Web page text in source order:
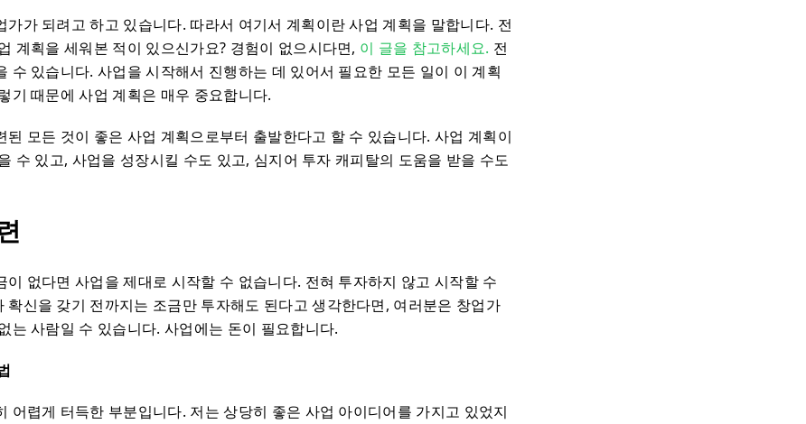
가가 되려고 하고 있습니다. 따라서 여기서 계획이란 사업 계획을 말합니다. 전
계획을 세워본 적이 있으신가요? 경험이 없으시다면, 이 글을 참고하세요. 전
수 있습니다. 사업을 시작해서 진행하는 데 있어서 필요한 모든 일이 이 계획
기 때문에 사업 계획은 매우 중요합니다.
된 모든 것이 좋은 사업 계획으로부터 출발한다고 할 수 있습니다. 사업 계획이
수 있고, 사업을 성장시킬 수도 있고, 심지어 투자 캐피탈의 도움을 받을 수도
이 없다면 사업을 제대로 시작할 수 없습니다. 전혀 투자하지 않고 시작할 수
확신을 갖기 전까지는 조금만 투자해도 된다고 생각한다면, 여러분은 창업가
는 사람일 수 있습니다. 사업에는 돈이 필요합니다.
어렵게 터득한 부분입니다. 저는 상당히 좋은 사업 아이디어를 가지고 있었지